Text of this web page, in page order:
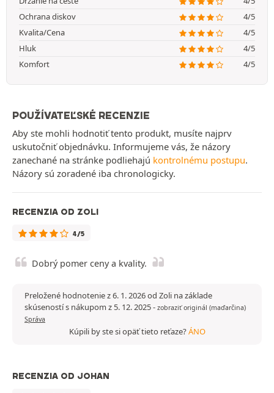
Ochrana diskov
4/5
Kvalita/Cena
4/5
Hluk
4/5
Komfort
4/5
POUŽÍVATEĽSKÉ RECENZIE
Aby ste mohli hodnotiť tento produkt, musíte najprv
uskutočniť objednávku. Informujeme vás, že názory
zanechané na stránke podliehajú kontrolnému postupu.
Názory sú zoradené iba chronologicky.
RECENZIA OD ZOLI
4/5
Dobrý pomer ceny a kvality.
Preložené hodnotenie z 6. 1. 2026 od Zoli na základe
skúseností s nákupom z 5. 12. 2025- zobraziť originál (maďarčina)
Správa
Kúpili by ste si opäť tieto reťaze?ÁNO
RECENZIA OD JOHAN